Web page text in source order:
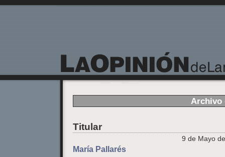
Archivo
Titular
9 de Mayo
María Pallarés